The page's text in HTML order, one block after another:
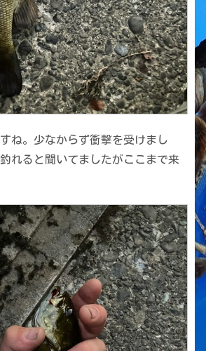
ね。少なからず衝撃を受けまし
れると聞いてましたがここまで来